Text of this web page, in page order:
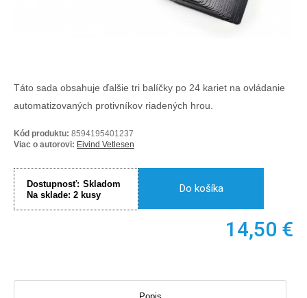
Táto sada obsahuje ďalšie tri balíčky po 24 kariet na ovládanie
automatizovaných protivníkov riadených hrou.
Kód produktu: 8594195401237
Viac o autorovi: Eivind Vetlesen
Dostupnosť: Skladom
Na sklade: 2 kusy
Do košíka
14,50 €
Popis